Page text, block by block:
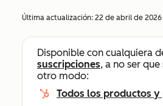
Última actualización: 22 de abril de 2026
Disponible con cualquiera
suscripciones, a no ser
otro modo:
Todos los productos y